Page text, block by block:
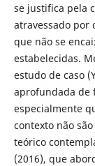
se justifica pela
atravessado por
que não se
estabelecidas.
estudo de caso
aprofundada de
especialmente
contexto não
teórico
(2016), que